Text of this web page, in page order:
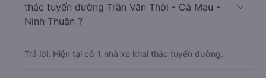
thác tuyến đường Trần Văn Thời - Cà Mau -
Ninh Thuận ?
Trả lời: Hiện tại có 1 nhà xe khai thác tuyến đường.